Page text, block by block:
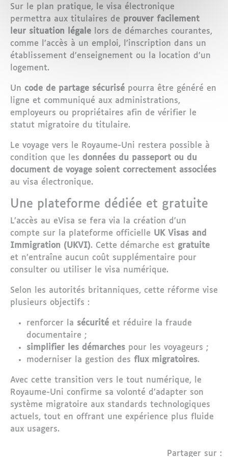
Sur le plan pratique, le visa électronique
permettra aux titulaires de prouver facilement
leur situation légale lors de démarches courantes,
comme l’accès à un emploi, l’inscription dans un
établissement d’enseignement ou la location d’un
logement.
Un code de partage sécurisé pourra être généré en
ligne et communiqué aux administrations,
employeurs ou propriétaires afin de vérifier le
statut migratoire du titulaire.
Le voyage vers le Royaume-Uni restera possible à
condition que les données du passeport ou du
document de voyage soient correctement associées
au visa électronique.
Une plateforme dédiée et gratuite
L’accès au eVisa se fera via la création d’un
compte sur la plateforme officielle UK Visas and
Immigration (UKVI). Cette démarche est gratuite
et n’entraîne aucun coût supplémentaire pour
consulter ou utiliser le visa numérique.
Selon les autorités britanniques, cette réforme vise
plusieurs objectifs :
renforcer la sécurité et réduire la fraude
documentaire ;
simplifier les démarches pour les voyageurs ;
moderniser la gestion des flux migratoires.
Avec cette transition vers le tout numérique, le
Royaume-Uni confirme sa volonté d’adapter son
système migratoire aux standards technologiques
actuels, tout en offrant une expérience plus fluide
aux usagers.
Partager sur :